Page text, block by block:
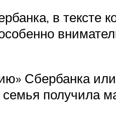
в тексте
Сбербанка
получила